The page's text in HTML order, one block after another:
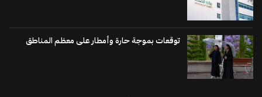
توقعات بموجة حارة وأمطار على معظم المناطق